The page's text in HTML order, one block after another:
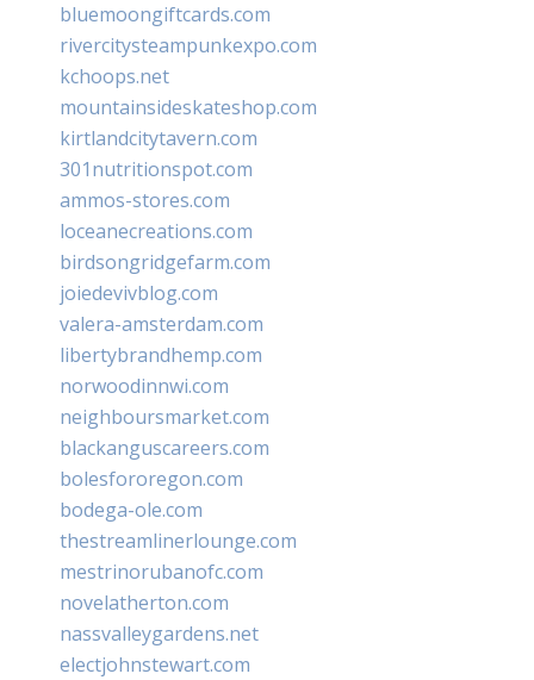
bluemoongiftcards.com
rivercitysteampunkexpo.com
kchoops.net
mountainsideskateshop.com
kirtlandcitytavern.com
301nutritionspot.com
ammos-stores.com
loceanecreations.com
birdsongridgefarm.com
joiedevivblog.com
valera-amsterdam.com
libertybrandhemp.com
norwoodinnwi.com
neighboursmarket.com
blackanguscareers.com
bolesfororegon.com
bodega-ole.com
thestreamlinerlounge.com
mestrinorubanofc.com
novelatherton.com
nassvalleygardens.net
electjohnstewart.com